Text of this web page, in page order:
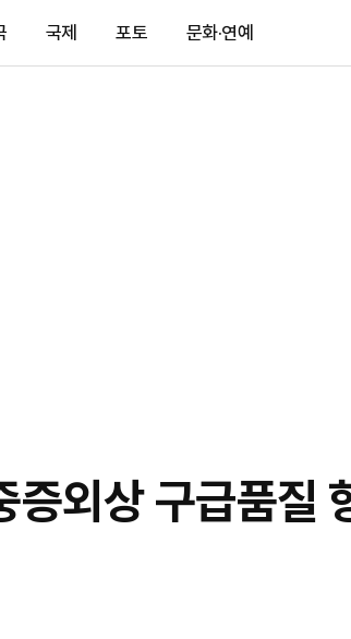
국제 포토 문화·연예
외상 구급품질